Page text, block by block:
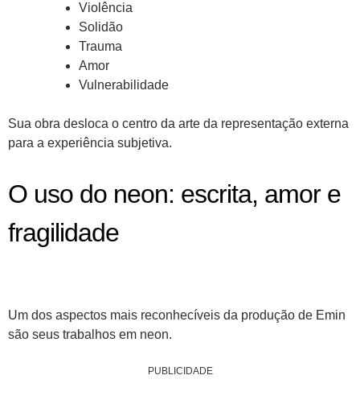
Violência
Solidão
Trauma
Amor
Vulnerabilidade
Sua obra desloca o centro da arte da representação externa
para a experiência subjetiva.
O uso do neon: escrita, amor e
fragilidade
Um dos aspectos mais reconhecíveis da produção de Emin
são seus trabalhos em neon.
PUBLICIDADE